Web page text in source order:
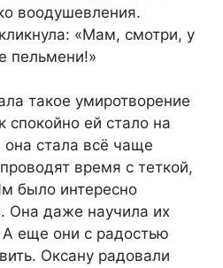
воодушевления.
«Мам, смотри, у
пельмени!»
такое умиротворение
спокойно ей стало на
стала всё чаще
время с теткой,
было интересно
Она даже научила их
еще они с радостью
Оксану радовали